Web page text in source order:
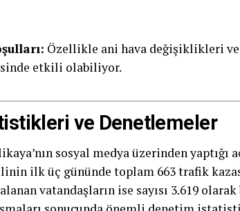
Özellikle ani hava değişiklikleri
etkili olabiliyor.
ve Denetlemeler
sosyal medya üzerinden yaptığı
ilk üç gününde toplam 663 trafik
vatandaşların ise sayısı 3.619